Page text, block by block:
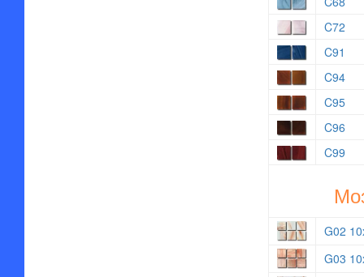
C72
C91
C94
C95
C96
C99
G02
G03